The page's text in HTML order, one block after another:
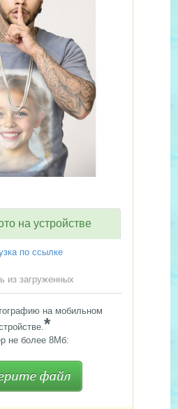
на устройстве
по ссылке
из загруженных
на мобильном
*
не более 8Мб: